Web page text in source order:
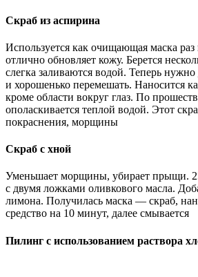
Скраб из аспирина
Используется как очищающая маска
отлично обновляет кожу. Берется
слегка заливаются водой. Теперь
и хорошенько перемешать. Наносится
кроме области вокруг глаз. По
ополаскивается теплой водой. Этот
покраснения, морщины
Скраб с хной
Уменьшает морщины, убирает прыщи.
с двумя ложками оливкового масла.
лимона. Получилась маска — скраб,
средство на 10 минут, далее смывается
Пилинг с использованием раствора